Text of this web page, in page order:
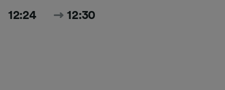
12:24 12:30